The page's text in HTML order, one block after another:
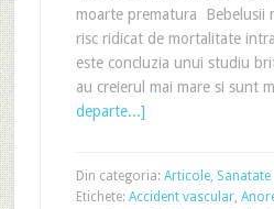
moarte prematura Bebelusii
risc ridicat de mortalitate
este concluzia unui studiu
au creierul mai mare si sunt
departe...]
Din categoria: Articole, Sanatate
Etichete: Accident vascular,